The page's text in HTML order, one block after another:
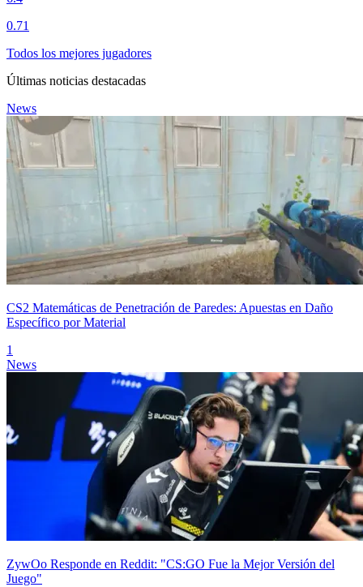
0.71
Todos los mejores jugadores
Últimas noticias destacadas
News
CS2 Matemáticas de Penetración de Paredes: Apuestas en Daño
Específico por Material
1
News
ZywOo Responde en Reddit: "CS:GO Fue la Mejor Versión del
Juego"